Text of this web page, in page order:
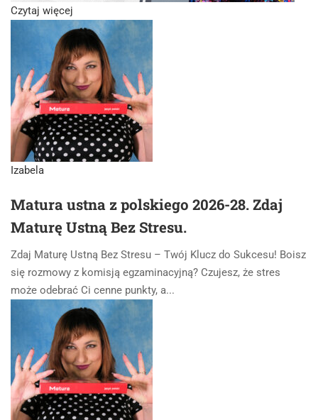
Czytaj więcej
Izabela
Matura ustna z polskiego 2026-28. Zdaj
Maturę Ustną Bez Stresu.
Zdaj Maturę Ustną Bez Stresu – Twój Klucz do Sukcesu! Boisz
się rozmowy z komisją egzaminacyjną? Czujesz, że stres
może odebrać Ci cenne punkty, a...